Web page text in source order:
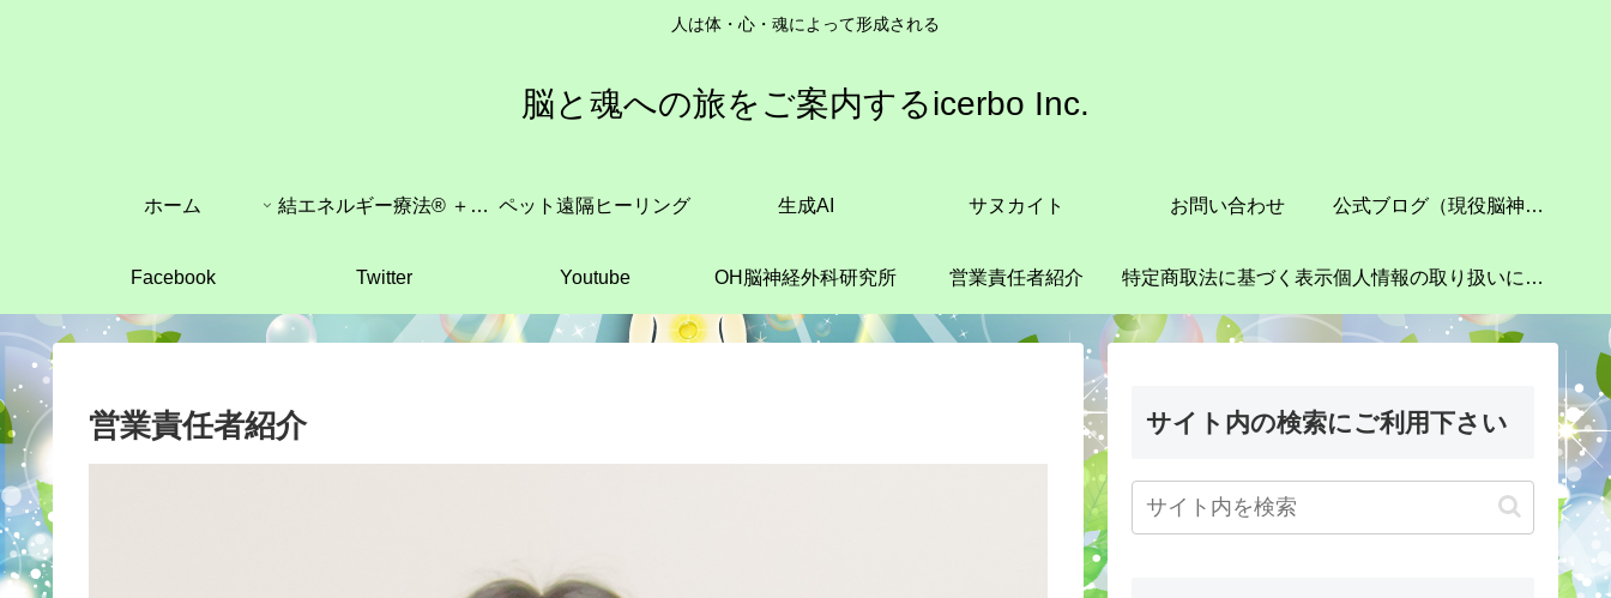
人は体・心・魂によって形成される
脳と魂への旅をご案内するicerbo Inc.
ホーム 結エネルギー療法®︎ ＋結医療催眠療法®︎ 教授 ペット遠隔ヒーリング 生成AI サヌカイト お問い合わせ 公式ブログ（現役脳神経外科医師が実施するスピリチュアル医療）
Facebook Twitter Youtube OH脳神経外科研究所 営業責任者紹介 特定商取法に基づく表示 個人情報の取り扱いについて
営業責任者紹介 サイト内の検索にご利用下さい